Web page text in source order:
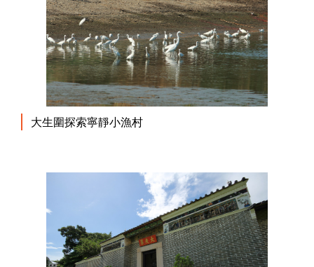
大生圍探索寧靜小漁村